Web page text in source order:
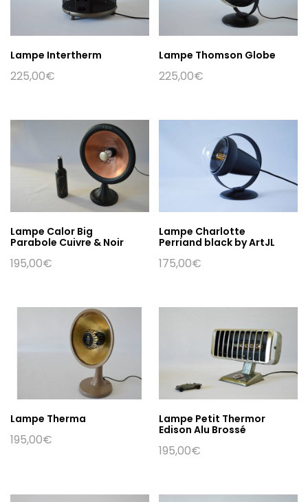
Lampe Intertherm
225,00€
Lampe Thomson Globe
225,00€
Lampe Calor Big
Parabole Cuivre & Noir
195,00€
Lampe Charlotte
Perriand black by ArtJL
175,00€
Lampe Therma
195,00€
Lampe Petit Thermor
Edison Alu Brossé
195,00€